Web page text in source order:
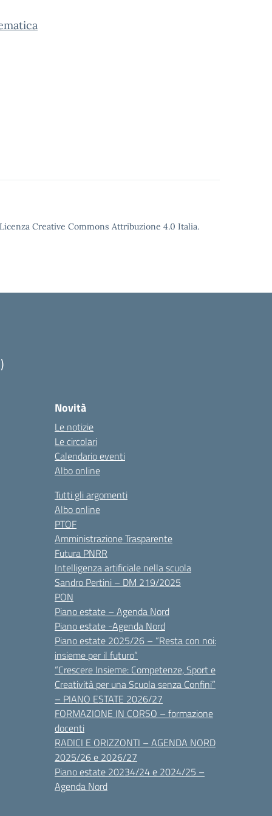
Creative Commons Attribuzione 4.0 Italia.
Novità
Le notizie
Le circolari
Calendario eventi
Albo online
Tutti gli argomenti
Albo online
PTOF
Amministrazione Trasparente
Futura PNRR
Intelligenza artificiale nella scuola
Sandro Pertini – DM 219/2025
PON
Piano estate – Agenda Nord
Piano estate -Agenda Nord
Piano estate 2025/26 – “Resta con noi:
insieme per il futuro”
“Crescere Insieme: Competenze, Sport e
Creatività per una Scuola senza Confini”
– PIANO ESTATE 2026/27
FORMAZIONE IN CORSO – formazione
docenti
RADICI E ORIZZONTI – AGENDA NORD
2025/26 e 2026/27
Piano estate 20234/24 e 2024/25 –
Agenda Nord